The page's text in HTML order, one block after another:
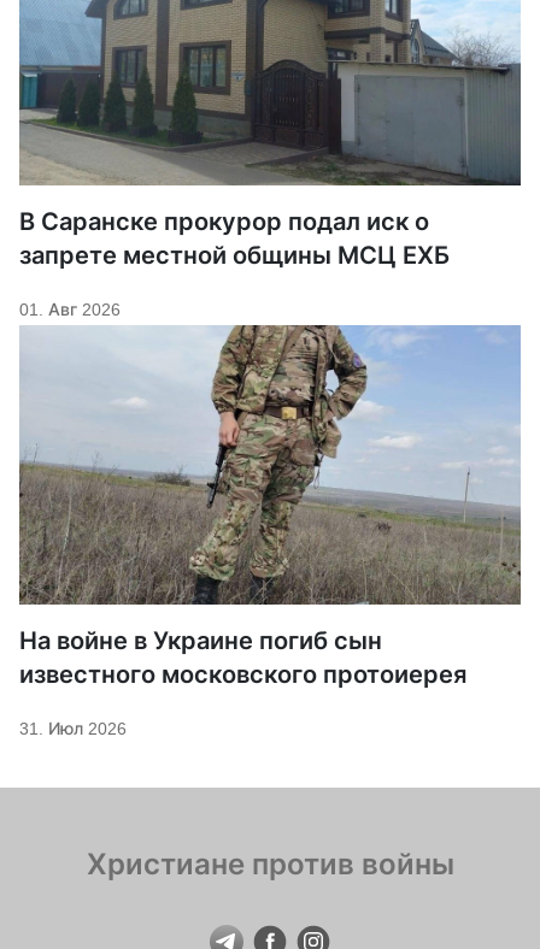
В Саранске прокурор подал иск о
запрете местной общины МСЦ ЕХБ
01. Авг 2026
На войне в Украине погиб сын
известного московского протоиерея
31. Июл 2026
Христиане против войны